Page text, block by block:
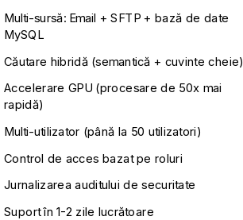
Multi-sursă: Email + SFTP + bază de date
MySQL
Căutare hibridă (semantică + cuvinte cheie)
Accelerare GPU (procesare de 50x mai
rapidă)
Multi-utilizator (până la 50 utilizatori)
Control de acces bazat pe roluri
Jurnalizarea auditului de securitate
Suport în 1-2 zile lucrătoare